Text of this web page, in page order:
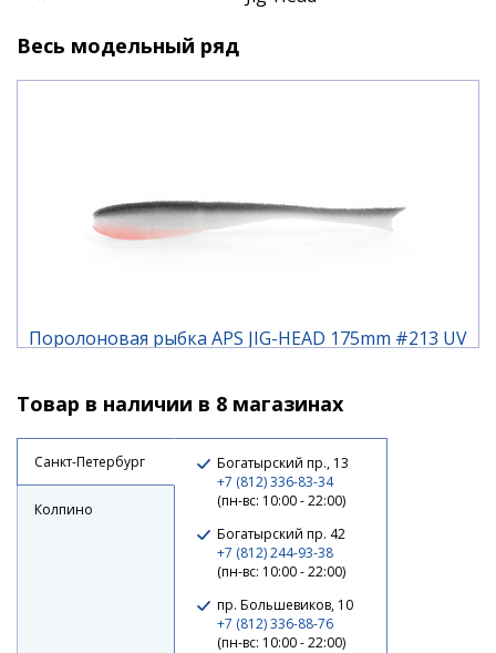
Страна производства: Россия
Весь модельный ряд
Поролоновая рыбка APS JIG-HEAD 175mm #213 UV
210 ₽
Товар в наличии в 8 магазинах
Санкт-Петербург
Колпино
Богатырский пр., 13
+7 (812) 336-83-34
(пн-вс: 10:00 - 22:00)
Богатырский пр. 42
+7 (812) 244-93-38
(пн-вс: 10:00 - 22:00)
пр. Большевиков, 10
+7 (812) 336-88-76
(пн-вс: 10:00 - 22:00)